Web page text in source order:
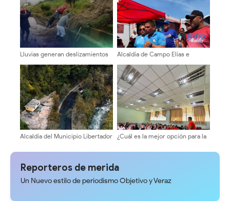
Lluvias generan deslizamientos
Quintero
Alcaldía de Campo Elías e
EMAIMCE garantizan soberanía
alimentaria con jornadas
itinerantes semanales
Alcaldía del Municipio Libertador
rehabilita el enlace Jesús
Manuel Gámez Arellano
¿Cuál es la mejor opción para la
consultas con candidatos a la
Reporteros de merida
Un Nuevo estilo de periodismo Objetivo y Veraz